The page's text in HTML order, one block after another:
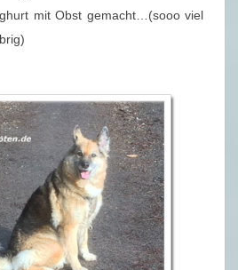
mit Obst gemacht…(sooo viel